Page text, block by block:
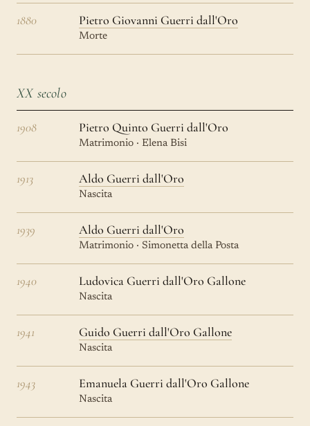
1880 Pietro Giovanni Guerri dall'Oro
Morte
XX secolo
1908 Pietro Quinto Guerri dall'Oro
Matrimonio · Elena Bisi
1913 Aldo Guerri dall'Oro
Nascita
1939 Aldo Guerri dall'Oro
Matrimonio · Simonetta della Posta
1940 Ludovica Guerri dall'Oro Gallone
Nascita
1941 Guido Guerri dall'Oro Gallone
Nascita
1943 Emanuela Guerri dall'Oro Gallone
Nascita